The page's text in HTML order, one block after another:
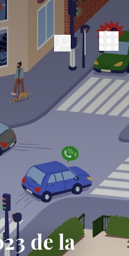
de la